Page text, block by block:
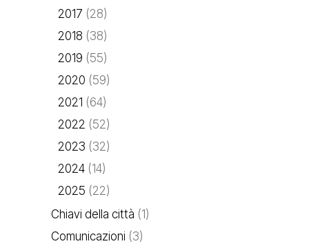
2017 (28)
2018 (38)
2019 (55)
2020 (59)
2021 (64)
2022 (52)
2023 (32)
2024 (14)
2025 (22)
Chiavi della città (1)
Comunicazioni (3)